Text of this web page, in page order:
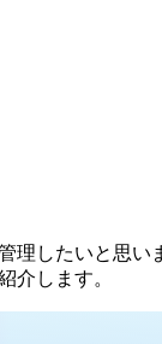
理したいと思
介します。